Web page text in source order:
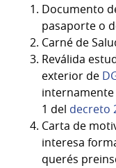
Documento
pasaporte o
Carné de
Reválida
exterior de
1 del decreto
Carta de
interesa
querés